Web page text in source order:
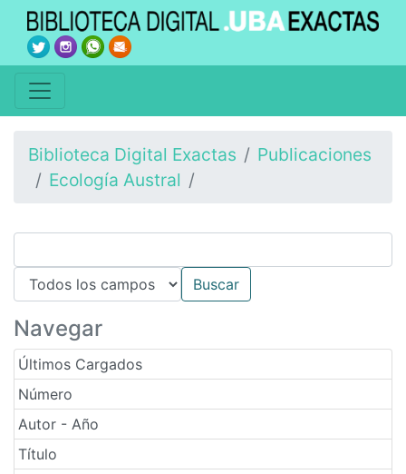
Biblioteca Digital Exactas
Publicaciones
Ecología Austral
Navegar
Últimos Cargados
Número
Autor - Año
Título